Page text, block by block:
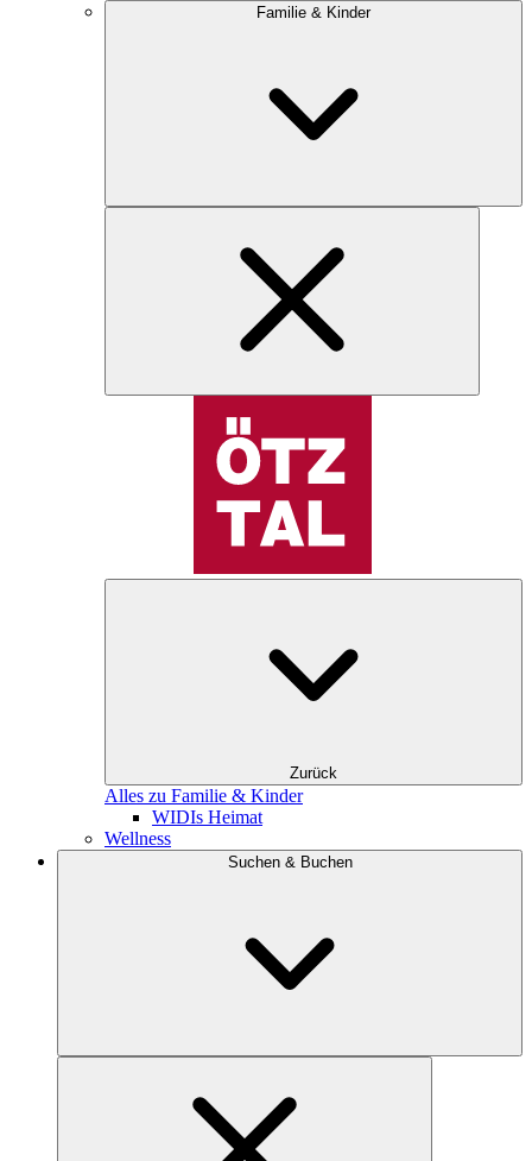
Familie & Kinder
Zurück
Alles zu Familie & Kinder
WIDIs Heimat
Wellness
Suchen & Buchen